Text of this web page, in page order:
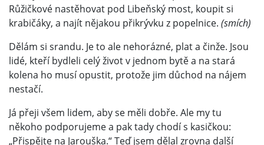
Růžičkové nastěhovat pod Libeňský most, koupit si
krabičáky, a najít nějakou přikrývku z popelnice. (smích)
Dělám si srandu. Je to ale nehorázné, plat a činže. Jsou
lidé, kteří bydleli celý život v jednom bytě a na stará
kolena ho musí opustit, protože jim důchod na nájem
nestačí.
Já přeji všem lidem, aby se měli dobře. Ale my tu
někoho podporujeme a pak tady chodí s kasičkou:
„Přispějte na Jarouška.“ Teď jsem dělal zrovna další